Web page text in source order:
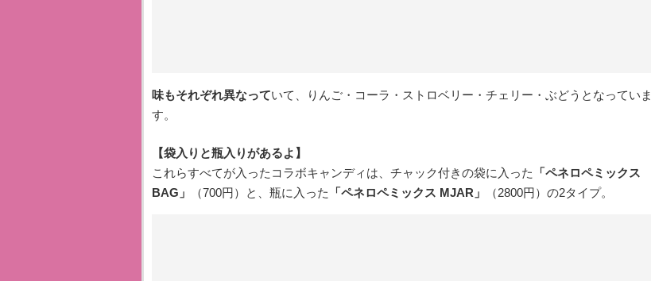
味もそれぞれ異なっていて、りんご・コーラ・ストロベリー・チェリー・ぶどうとなっていま
す。
【袋入りと瓶入りがあるよ】
これらすべてが入ったコラボキャンディは、チャック付きの袋に入った 「ペネロペミックス
BAG」
（700円）と、瓶に入った 「ペネロペミックス MJAR」 （2800円）の2タイプ。